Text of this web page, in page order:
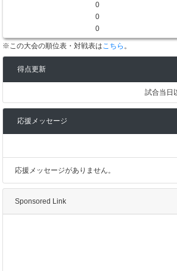
0
0
0
※この大会の順位表・対戦表はこちら 。
得点更新
試合当日
応援メッセージ
応援メッセージがありません。
Sponsored Link